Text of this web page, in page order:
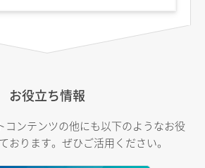
お役立ち情報
コンテンツの他にも以下のようなお役
おります。ぜひご活用ください。